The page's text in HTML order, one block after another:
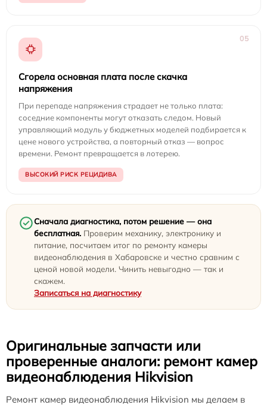
05
Сгорела основная плата после скачка
напряжения
При перепаде напряжения страдает не только плата:
соседние компоненты могут отказать следом. Новый
управляющий модуль у бюджетных моделей подбирается к
цене нового устройства, а повторный отказ — вопрос
времени. Ремонт превращается в лотерею.
ВЫСОКИЙ РИСК РЕЦИДИВА
Сначала диагностика, потом решение — она
бесплатная. Проверим механику, электронику и
питание, посчитаем итог по ремонту камеры
видеонаблюдения в Хабаровске и честно сравним с
ценой новой модели. Чинить невыгодно — так и
скажем.
Записаться на диагностику
Оригинальные запчасти или
проверенные аналоги: ремонт камер
видеонаблюдения Hikvision
Ремонт камер видеонаблюдения Hikvision мы делаем в